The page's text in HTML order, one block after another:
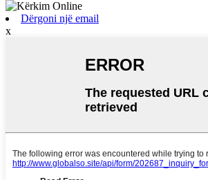
Dërgoni një email
x